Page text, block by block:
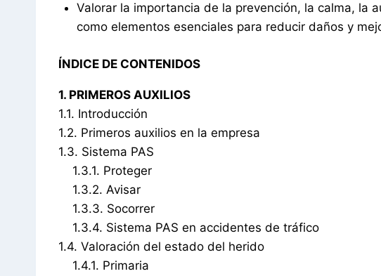
Valorar la importancia de la prevención, la calma, la
como elementos esenciales para reducir daños y
ÍNDICE DE CONTENIDOS
1. PRIMEROS AUXILIOS
1.1. Introducción
1.2. Primeros auxilios en la empresa
1.3. Sistema PAS
1.3.1. Proteger
1.3.2. Avisar
1.3.3. Socorrer
1.3.4. Sistema PAS en accidentes de tráfico
1.4. Valoración del estado del herido
1.4.1. Primaria